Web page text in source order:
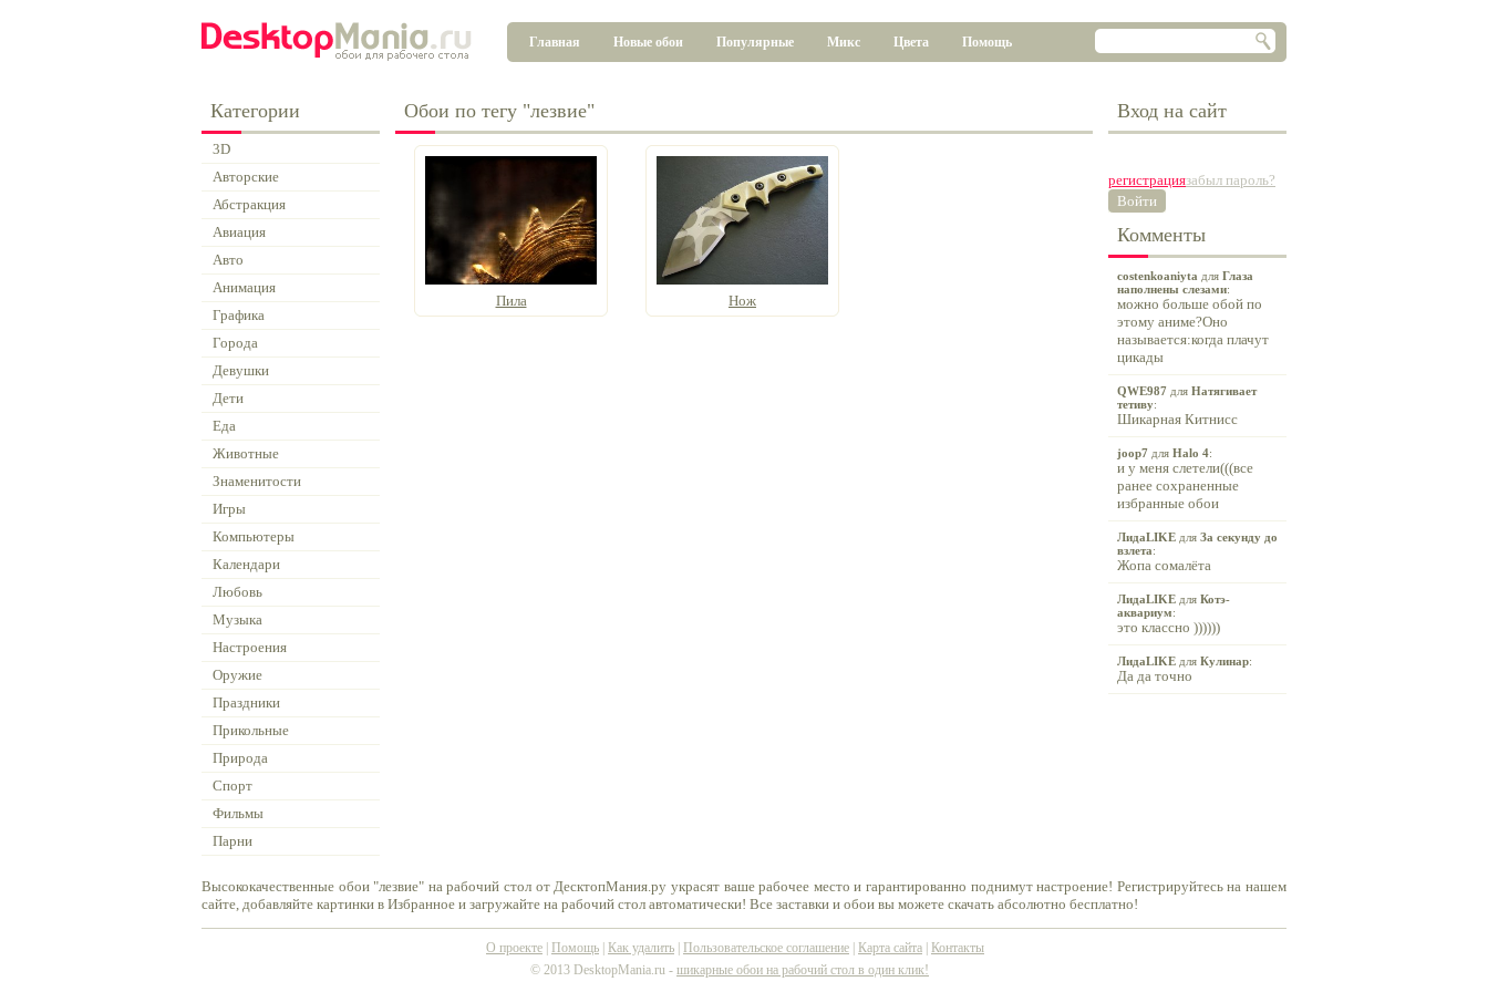
Главная Новые обои Популярные Микс Цвета Помощь
Категории
3D
Авторские
Абстракция
Авиация
Авто
Анимация
Графика
Города
Девушки
Дети
Еда
Животные
Знаменитости
Игры
Компьютеры
Календари
Любовь
Музыка
Настроения
Оружие
Праздники
Прикольные
Природа
Спорт
Фильмы
Парни
Обои по тегу "лезвие"
Пила Нож
Вход на сайт
регистрациязабыл пароль?
Войти
Комменты
costenkoaniyta для Глаза
наполнены слезами:
можно больше обой по
этому аниме?Оно
называется:когда плачут
цикады
QWE987 для Натягивает
тетиву:
Шикарная Китнисс
joop7 для Halo 4:
и у меня слетели(((все
ранее сохраненные
избранные обои
ЛидаLIKE для За секунду до
взлета:
Жопа сомалёта
ЛидаLIKE для Котэ-
аквариум:
это классно ))))))
ЛидаLIKE для Кулинар:
Да да точно
Высококачественные обои "лезвие" на рабочий стол от ДесктопМания.ру украсят ваше рабочее место и гарантированно поднимут настроение! Регистрируйтесь на нашем
сайте, добавляйте картинки в Избранное и загружайте на рабочий стол автоматически! Все заставки и обои вы можете скачать абсолютно бесплатно!
О проекте Помощь Как удалить Пользовательское соглашение Карта сайта
Контакты
© 2013 DesktopMania.ru - шикарные обои на рабочий стол в один клик!